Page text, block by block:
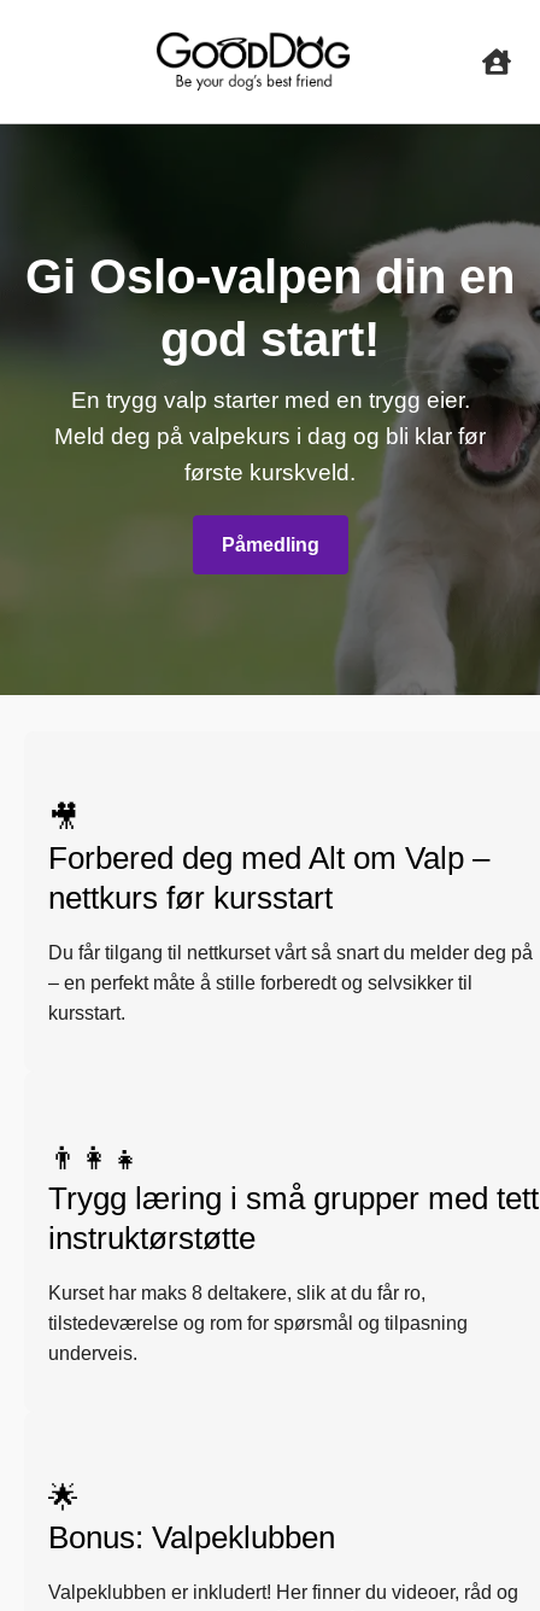
Gi Oslo-valpen din en
god start!
En trygg valp starter med en trygg eier.
Meld deg på valpekurs i dag og bli klar før
første kurskveld.
Påmedling
🎥
Forbered deg med Alt om Valp –
nettkurs før kursstart
Du får tilgang til nettkurset vårt så snart du melder deg på
– en perfekt måte å stille forberedt og selvsikker til
kursstart.
👨‍👩‍👧
Trygg læring i små grupper med tett
instruktørstøtte
Kurset har maks 8 deltakere, slik at du får ro,
tilstedeværelse og rom for spørsmål og tilpasning
underveis.
🌟
Bonus: Valpeklubben
Valpeklubben er inkludert! Her finner du videoer, råd og